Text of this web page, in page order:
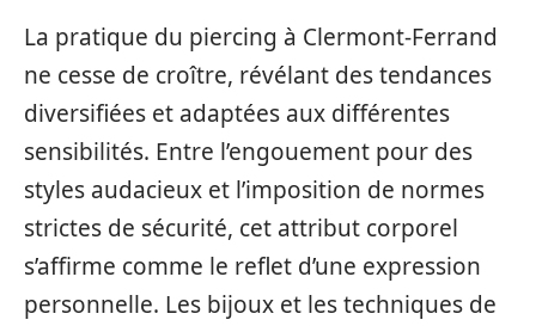
La pratique du piercing à Clermont-Ferrand
ne cesse de croître, révélant des tendances
diversifiées et adaptées aux différentes
sensibilités. Entre l’engouement pour des
styles audacieux et l’imposition de normes
strictes de sécurité, cet attribut corporel
s’affirme comme le reflet d’une expression
personnelle. Les bijoux et les techniques de